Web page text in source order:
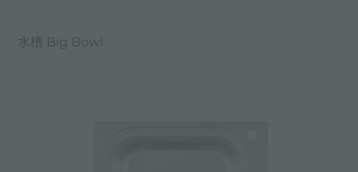
水槽 Big Bowl